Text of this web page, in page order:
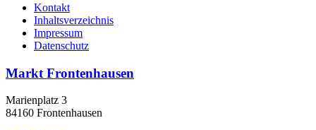
Kontakt
Inhaltsverzeichnis
Impressum
Datenschutz
Markt Frontenhausen
Marienplatz 3
84160 Frontenhausen